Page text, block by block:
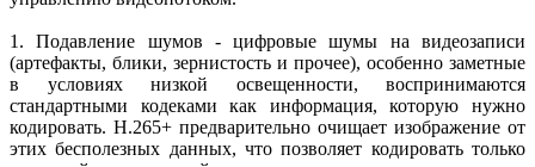
1. Подавление шумов - цифровые шумы на видеозаписи
(артефакты, блики, зернистость и прочее), особенно заметные
в условиях низкой освещенности, воспринимаются
стандартными кодеками как информация, которую нужно
кодировать. H.265+ предварительно очищает изображение от
этих бесполезных данных, что позволяет кодировать только